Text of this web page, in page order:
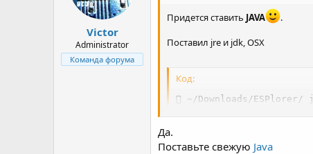
Victor
Administrator
Команда форума
Придется ставить JAVA
.
Поcтавил jre и jdk, OSX
Код:
 ~/Downloads/
Exception in thread
После работы буду разбираться.
Да.
Поставьте свежую Java